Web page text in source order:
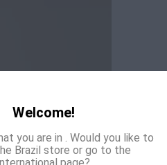
Welcome!
you are in
. Would you like to
Brazil store or go to the